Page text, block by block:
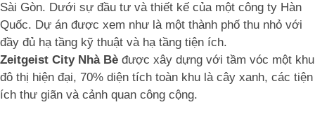
Sài Gòn. Dưới sự đầu tư và thiết kế của một công ty Hàn
Quốc. Dự án được xem như là một thành phố thu nhỏ với
đầy đủ hạ tầng kỹ thuật và hạ tầng tiện ích.
Zeitgeist City Nhà Bè được xây dựng với tầm vóc một khu
đô thị hiện đại, 70% diện tích toàn khu là cây xanh, các tiện
ích thư giãn và cảnh quan công cộng.